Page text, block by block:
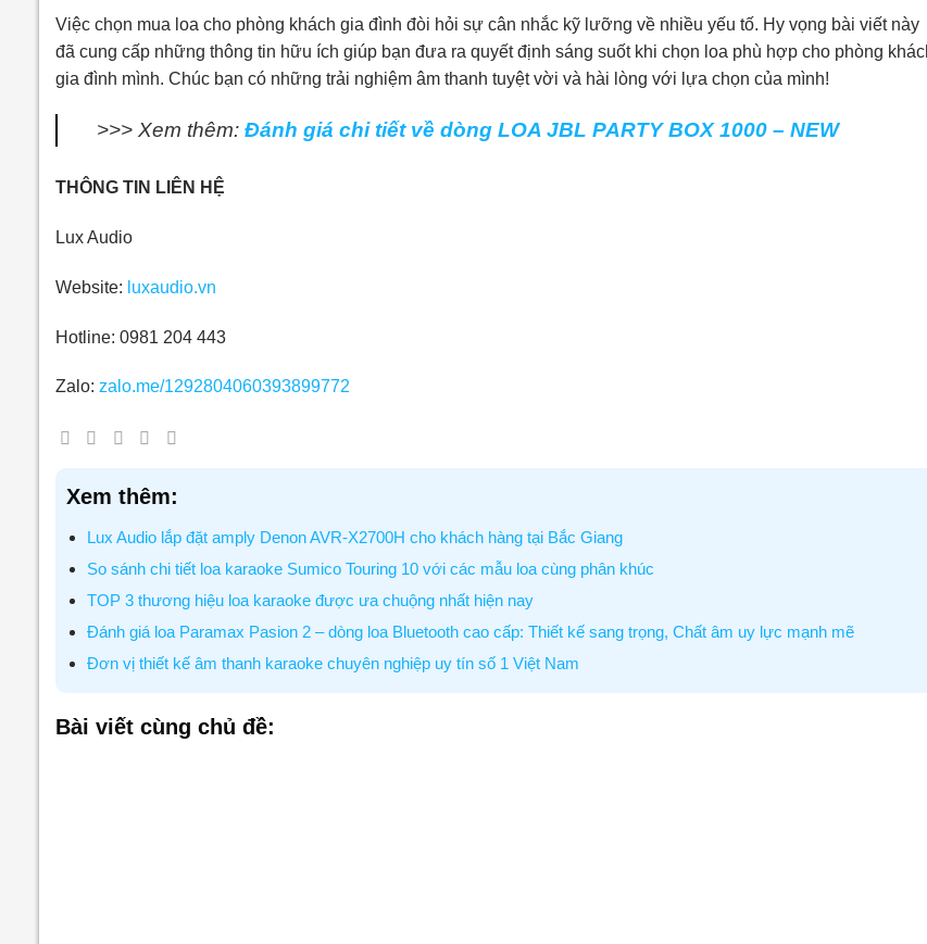
Việc chọn mua loa cho phòng khách gia đình đòi hỏi sự cân nhắc kỹ lưỡng về nhiều yếu tố. Hy vọng bài viết này
đã cung cấp những thông tin hữu ích giúp bạn đưa ra quyết định sáng suốt khi chọn loa phù hợp cho phòng
gia đình mình. Chúc bạn có những trải nghiệm âm thanh tuyệt vời và hài lòng với lựa chọn của mình!
>>> Xem thêm: Đánh giá chi tiết về dòng LOA JBL PARTY BOX 1000 – NEW
THÔNG TIN LIÊN HỆ
Lux Audio
Website: luxaudio.vn
Hotline: 0981 204 443
Zalo: zalo.me/1292804060393899772
Xem thêm:
Lux Audio lắp đặt amply Denon AVR-X2700H cho khách hàng tại Bắc Giang
So sánh chi tiết loa karaoke Sumico Touring 10 với các mẫu loa cùng phân khúc
TOP 3 thương hiệu loa karaoke được ưa chuộng nhất hiện nay
Đánh giá loa Paramax Pasion 2 – dòng loa Bluetooth cao cấp: Thiết kế sang trọng, Chất âm uy lực mạnh mẽ
Đơn vị thiết kế âm thanh karaoke chuyên nghiệp uy tín số 1 Việt Nam
Bài viết cùng chủ đề: